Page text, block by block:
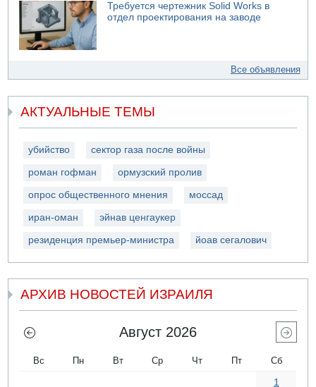
Требуется чертежник Solid Works в
отдел проектирования на заводе
Все объявления
АКТУАЛЬНЫЕ ТЕМЫ
убийство сектор газа после войны
роман гофман ормузский пролив
опрос общественного мнения моссад
иран-оман эйнав ценгаукер
резиденция премьер-министра йоав сегалович
АРХИВ НОВОСТЕЙ ИЗРАИЛЯ
Август 2026
Вс Пн Вт Ср Чт Пт Сб
1